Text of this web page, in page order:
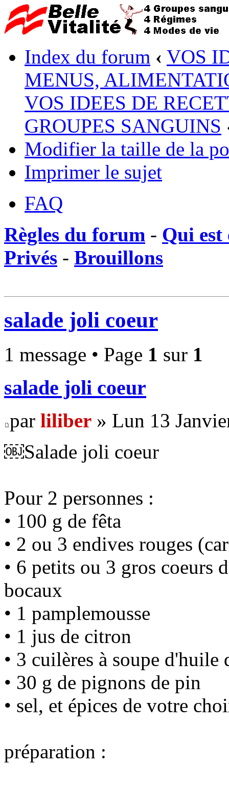
Index du forum ‹ VOS
MENUS,
VOS IDEES DE
GROUPES SANGUINS
Modifier la taille de la
Imprimer le sujet
FAQ
Règles du forum - Qui est
Privés - Brouillons
salade joli coeur
1 message • Page 1 sur 1
salade joli coeur
par liliber » Lun 13
￼Salade joli coeur
Pour 2 personnes :
• 100 g de fêta
• 2 ou 3 endives rouges
• 6 petits ou 3 gros coeurs
bocaux
• 1 pamplemousse
• 1 jus de citron
• 3 cuilères à soupe d'huile
• 30 g de pignons de pin
• sel, et épices de votre
préparation :